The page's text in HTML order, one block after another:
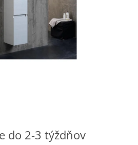
do 2-3 týždňov